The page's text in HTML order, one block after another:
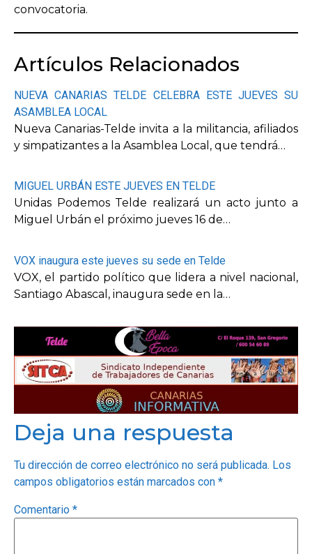
convocatoria.
Artículos Relacionados
NUEVA CANARIAS TELDE CELEBRA ESTE JUEVES SU
ASAMBLEA LOCAL
Nueva Canarias-Telde invita a la militancia, afiliados
y simpatizantes a la Asamblea Local, que tendrá…
MIGUEL URBÁN ESTE JUEVES EN TELDE
Unidas Podemos Telde realizará un acto junto a
Miguel Urbán el próximo jueves 16 de…
VOX inaugura este jueves su sede en Telde
VOX, el partido político que lidera a nivel nacional,
Santiago Abascal, inaugura sede en la…
Deja una respuesta
Tu dirección de correo electrónico no será publicada. Los
campos obligatorios están marcados con *
Comentario *